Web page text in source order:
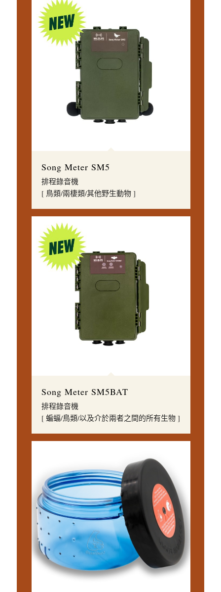
Song Meter SM5
排程錄音機
[ 鳥類/兩棲類/其他野生動物 ]
Song Meter SM5BAT
排程錄音機
[ 蝙蝠/鳥類/以及介於兩者之間的所有生物 ]